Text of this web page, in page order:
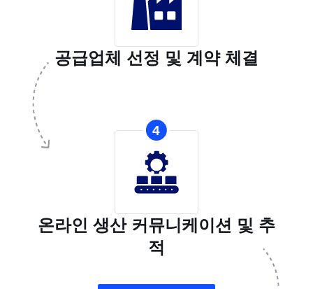
공급업체 선정 및 계약 체결
4
온라인 생산 커뮤니케이션 및 추
적